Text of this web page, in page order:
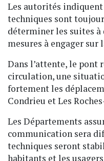
Les autorités
techniques sont
déterminer les suites
mesures à engager sur
Dans l’attente, le pont
circulation, une
fortement les
Condrieu et Les
Les Départements
communication sera
techniques seront
habitants et les